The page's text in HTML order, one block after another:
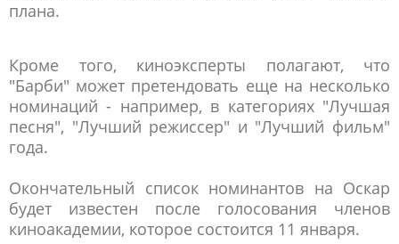
плана.
Кроме того, киноэксперты полагают, что
"Барби" может претендовать еще на несколько
номинаций - например, в категориях "Лучшая
песня", "Лучший режиссер" и "Лучший фильм"
года.
Окончательный список номинантов на Оскар
будет известен после голосования членов
киноакадемии, которое состоится 11 января.